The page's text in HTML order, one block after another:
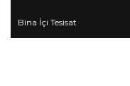
Bina İçi Tesisat